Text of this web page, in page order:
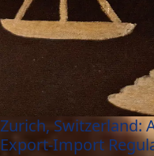
Zurich, Switzerland:
Export-Import